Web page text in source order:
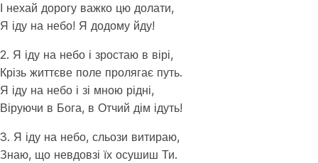
І нехай дорогу важко цю долати,
Я іду на небо! Я додому йду!
2. Я іду на небо і зростаю в вірі,
Крізь життєве поле пролягає путь.
Я іду на небо і зі мною рідні,
Віруючи в Бога, в Отчий дім ідуть!
3. Я іду на небо, сльози витираю,
Знаю, що невдовзі їх осушиш Ти.